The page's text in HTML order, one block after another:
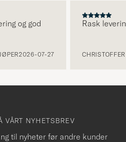
og god
2026-07-27
Rask
VÅRT NYHETSBREV
til nyheter før andre kunder